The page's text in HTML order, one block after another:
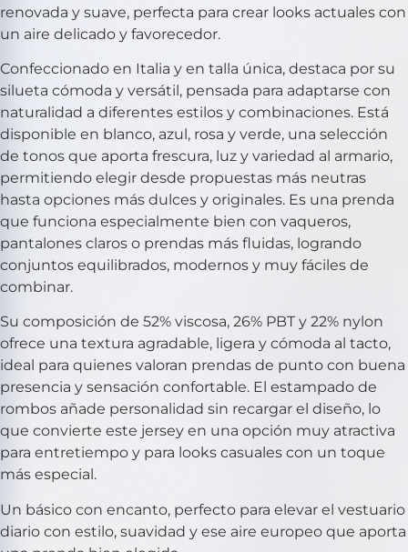
renovada y suave, perfecta para crear looks actuales con
un aire delicado y favorecedor.
Confeccionado en Italia y en talla única, destaca por su
silueta cómoda y versátil, pensada para adaptarse con
naturalidad a diferentes estilos y combinaciones. Está
disponible en blanco, azul, rosa y verde, una selección
de tonos que aporta frescura, luz y variedad al armario,
permitiendo elegir desde propuestas más neutras
hasta opciones más dulces y originales. Es una prenda
que funciona especialmente bien con vaqueros,
pantalones claros o prendas más fluidas, logrando
conjuntos equilibrados, modernos y muy fáciles de
combinar.
Su composición de 52% viscosa, 26% PBT y 22% nylon
ofrece una textura agradable, ligera y cómoda al tacto,
ideal para quienes valoran prendas de punto con buena
presencia y sensación confortable. El estampado de
rombos añade personalidad sin recargar el diseño, lo
que convierte este jersey en una opción muy atractiva
para entretiempo y para looks casuales con un toque
más especial.
Un básico con encanto, perfecto para elevar el vestuario
diario con estilo, suavidad y ese aire europeo que aporta